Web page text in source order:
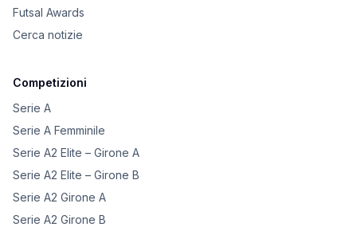
Futsal Awards
Cerca notizie
Competizioni
Serie A
Serie A Femminile
Serie A2 Elite – Girone A
Serie A2 Elite – Girone B
Serie A2 Girone A
Serie A2 Girone B